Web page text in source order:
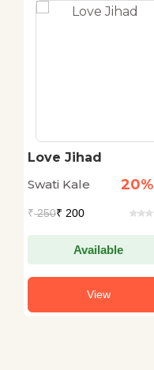
Love Jihad
Swati Kale
20%
₹250₹ 200
Available
View